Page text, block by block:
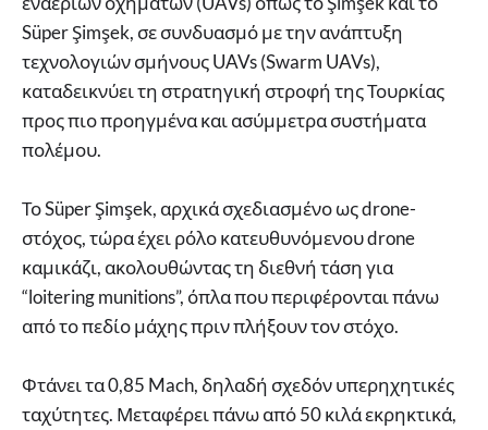
Süper Şimşek, σε συνδυασμό με την ανάπτυξη
τεχνολογιών σμήνους UAVs (Swarm UAVs),
καταδεικνύει τη στρατηγική στροφή της Τουρκίας
προς πιο προηγμένα και ασύμμετρα συστήματα
πολέμου.
Το Süper Şimşek, αρχικά σχεδιασμένο ως drone-
στόχος, τώρα έχει ρόλο κατευθυνόμενου drone
καμικάζι, ακολουθώντας τη διεθνή τάση για
“loitering munitions”, όπλα που περιφέρονται πάνω
από το πεδίο μάχης πριν πλήξουν τον στόχο.
Φτάνει τα 0,85 Mach, δηλαδή σχεδόν υπερηχητικές
ταχύτητες. Μεταφέρει πάνω από 50 κιλά εκρηκτικά,